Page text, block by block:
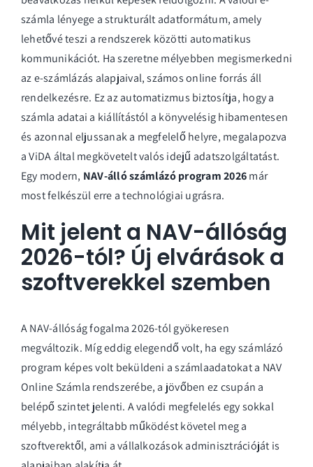
számla lényege a strukturált adatformátum, amely
lehetővé teszi a rendszerek közötti automatikus
kommunikációt. Ha szeretne mélyebben megismerkedni
aze-számlázás alapjaival, számos online forrás áll
rendelkezésre. Ez az automatizmus biztosítja, hogy a
számla adatai a kiállítástól a könyvelésig hibamentesen
és azonnal eljussanak a megfelelő helyre, megalapozva
a ViDA által megkövetelt valós idejű adatszolgáltatást.
Egy modern, NAV-álló számlázó program 2026már
most felkészül erre a technológiai ugrásra.
Mit jelent a NAV-állóság
2026-tól? Új elvárások a
szoftverekkel szemben
A NAV-állóság fogalma 2026-tól gyökeresen
megváltozik. Míg eddig elegendő volt, ha egy számlázó
program képes volt beküldeni a számlaadatokat a NAV
Online Számla rendszerébe, a jövőben ez csupán a
belépő szintet jelenti. A valódi megfelelés egy sokkal
mélyebb, integráltabb működést követel meg a
szoftverektől, ami a vállalkozások adminisztrációját is